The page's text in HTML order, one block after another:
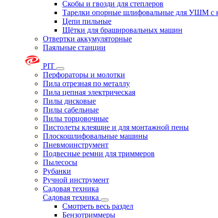
Скобы и гвозди для степлеров
Тарелки опорные шлифовальные для УШМ с
Цепи пильные
Щётки для брашировальных машин
Отвертки аккумуляторные
Паяльные станции
PIT
Перфораторы и молотки
Пила отрезная по металлу
Пила цепная электрическая
Пилы дисковые
Пилы сабельные
Пилы торцовочные
Пистолеты клеящие и для монтажной пены
Плоскошлифовальные машины
Пневмоинструмент
Подвесные ремни для триммеров
Пылесосы
Рубанки
Ручной инструмент
Садовая техника
Садовая техника
Смотреть весь раздел
Бензотриммеры